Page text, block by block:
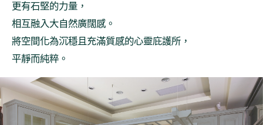
更有石堅的力量，
相互融入大自然廣闊感。
將空間化為沉穩且充滿質感的心靈庇護所，
平靜而純粹。